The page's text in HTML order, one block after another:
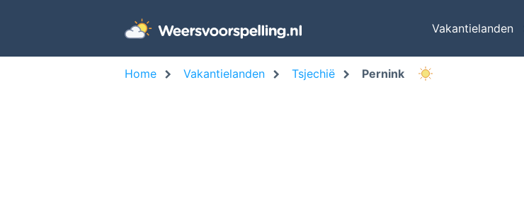
Vakantielanden
Home Vakantielanden Tsjechië Pernink